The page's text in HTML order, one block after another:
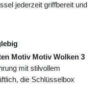
jederzeit griffbereit und
Motiv Motiv Wolken 3
mit stilvollem
die Schlüsselbox